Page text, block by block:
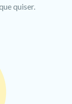
quiser.